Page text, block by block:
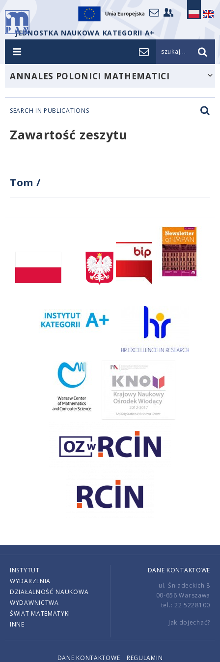
JEDNOSTKA NAUKOWA KATEGORII A+
szukaj...
ANNALES POLONICI MATHEMATICI
SEARCH IN PUBLICATIONS
Zawartość zeszytu
Tom /
INSTYTUT
WYDARZENIA
DZIAŁALNOŚĆ NAUKOWA
WYDAWNICTWA
ŚWIAT MATEMATYKI
INNE
DANE KONTAKTOWE
ul. Śniadeckich 8
00-656 Warszawa
tel.: 22 5228100
Jak dojechać?
DANE KONTAKTOWE REGULAMIN